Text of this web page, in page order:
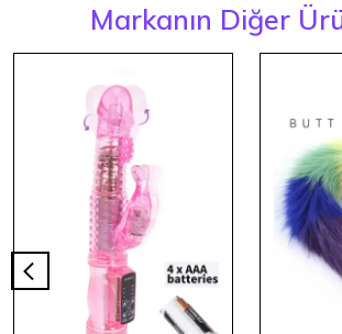
Markanın Diğer